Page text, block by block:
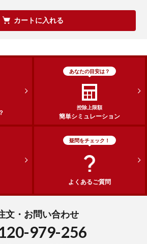
カートに入れる
あなたの目安は？
控除上限額
簡単シミュレーション
疑問をチェック！
よくあるご質問
文・お問い合わせ
979-256